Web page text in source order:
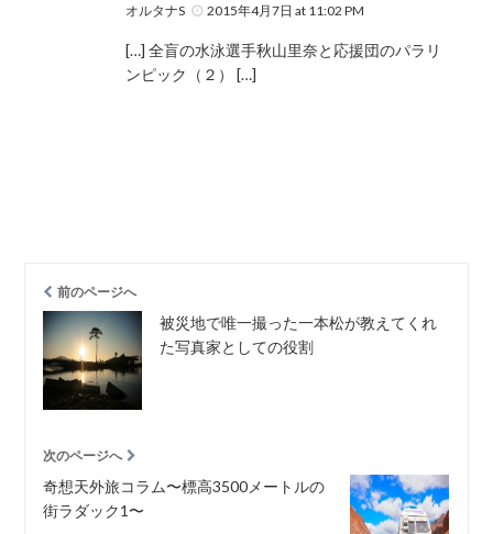
オルタナS
2015年4月7日 at 11:02 PM
[…] 全盲の水泳選手秋山里奈と応援団のパラリ
ンピック（２） […]
前のページへ
被災地で唯一撮った一本松が教えてくれ
た写真家としての役割
次のページへ
奇想天外旅コラム〜標高3500メートルの
街ラダック1〜